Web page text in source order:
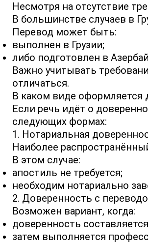
Несмотря на отсутствие
В большинстве случаев в
Перевод может быть:
выполнен в Грузии;
либо подготовлен в
Важно учитывать
отличаться.
В каком виде оформляется
Если речь идёт о
следующих формах:
1. Нотариальная
Наиболее
В этом случае:
апостиль не требуется;
необходим нотариально
2. Доверенность с
Возможен вариант, когда:
доверенность
затем выполняется